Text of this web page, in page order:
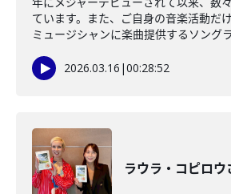
ています。また、ご自身の音楽活動だ
ミュージシャンに楽曲提供するソング
2026.03.16 |00:28:52
ラウラ・コピロウ